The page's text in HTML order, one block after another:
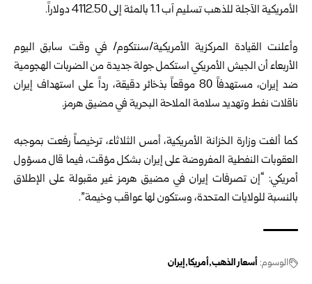
الأمريكية الآجلة للذهب تسليم آب 1.1 بالمئة إلى 4112.50 دولاراً.
وأعلنت القيادة المركزية الأمريكية/سنتكوم/ في وقت سابق اليوم
الأربعاء أن الجيش الأمريكي استكمل جولة جديدة من الضربات الهجومية
ضد إيران، مستهدفاً 80 موقعاً بذخائر دقيقة، رداً على استهداف إيران
ناقلات نفط وتهديد سلامة الملاحة البحرية في مضيق هرمز.
كما ألغت وزارة الخزانة الأمريكية، أمس الثلاثاء، ترخيصاً رفعت بموجبه
العقوبات النفطية المفروضة على إيران بشكل مؤقت، فيما قال مسؤول
أمريكي: “إن تصرفات إيران في مضيق هرمز غير مقبولة على الإطلاق
بالنسبة للولايات المتحدة، وستكون لها عواقب وخيمة”.
الوسوم: أسعار الذهب أمريكا إيران